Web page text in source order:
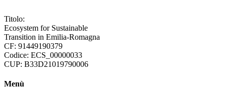
Titolo:
Ecosystem for Sustainable
Transition in Emilia-Romagna
CF: 91449190379
Codice: ECS_00000033
CUP: B33D21019790006
Menù